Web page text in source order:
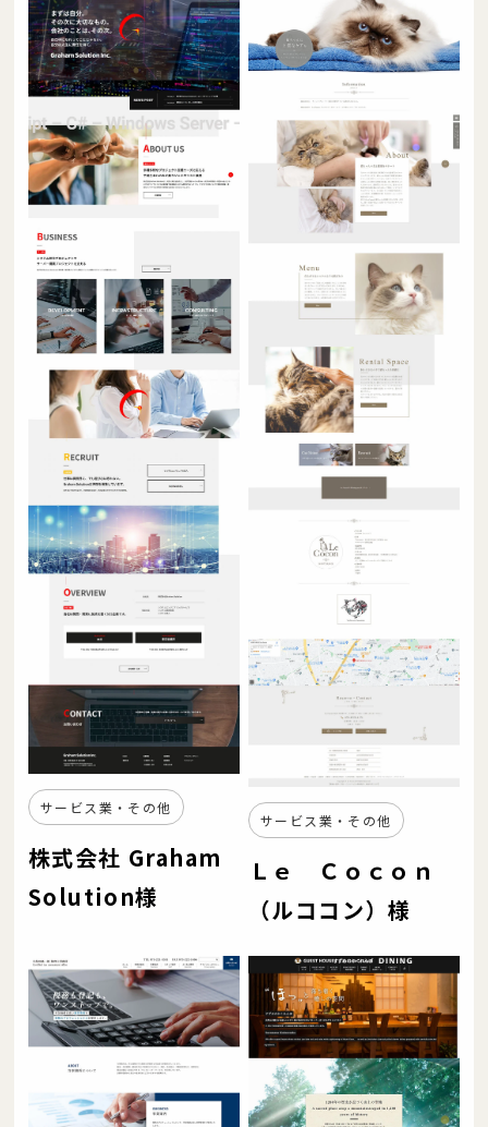
サービス業・その他
株式会社 Graham
Solution様
サービス業・その他
Ｌｅ Ｃｏｃｏｎ
（ルココン）様